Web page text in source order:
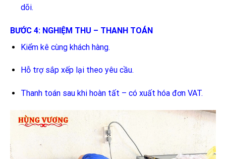
dõi.
BƯỚC 4: NGHIỆM THU – THANH TOÁN
Kiểm kê cùng khách hàng.
Hỗ trợ sắp xếp lại theo yêu cầu.
Thanh toán sau khi hoàn tất – có xuất hóa đơn VAT.